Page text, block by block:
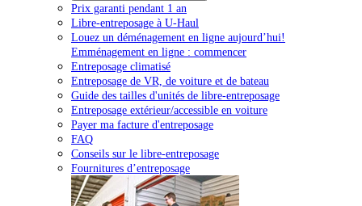
Prix garanti pendant 1 an
Libre-entreposage à U-Haul
Louez un déménagement en ligne aujourd’hui!
Emménagement en ligne : commencer
Entreposage climatisé
Entreposage de VR, de voiture et de bateau
Guide des tailles d'unités de libre-entreposage
Entreposage extérieur/accessible en voiture
Payer ma facture d'entreposage
FAQ
Conseils sur le libre-entreposage
Fournitures d’entreposage